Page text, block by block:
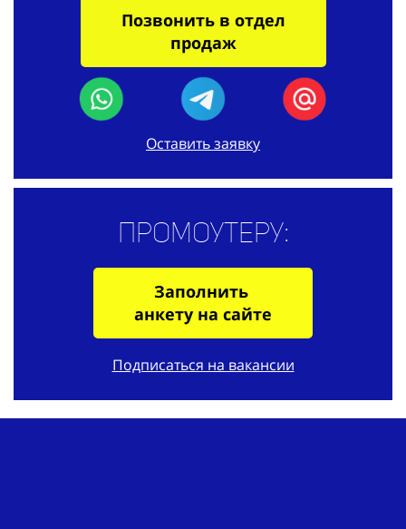
Позвонить в отдел
продаж
Оставить заявку
Промоутеру:
Заполнить
анкету на сайте
Подписаться на вакансии